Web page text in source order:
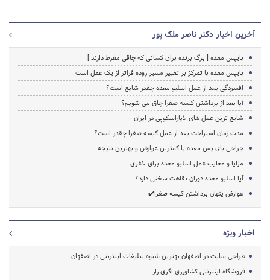
آخرین اخبار دکتر ناصر ملک پور
بایپس معده [ برگ برنده برای کسانی که چاقی مفرط دارند ]
بایپس معده با تمرکز بر تغییر مسیر روده فراتر از یک عمل است
افسردگی بعد از عمل اسلیو معده چقدر شایع است؟
آیا بعد از برداشتن کیسه صفرا چاق می شویم؟
شایع ترین عمل های لاپاراسکوپی در ایران
مدت زمان استراحت بعد از عمل کیسه صفرا چقدر است؟
جراحی بای پس معده با کمترین عوارض و بهترین نتیجه
مزایا و معایب عمل اسلیو معده برای لاغری
آیا اسلیو معده دوران نقاهت سختی دارد؟
عوارض پنهان برداشتن کیسه صفرا✔️
اخبار ویژه
طراحی سایت در اصفهان بهترین شیوه تبلیغات اینترنتی در اصفهان
فروشگاه اینترنتی کشاورزی اگری راز